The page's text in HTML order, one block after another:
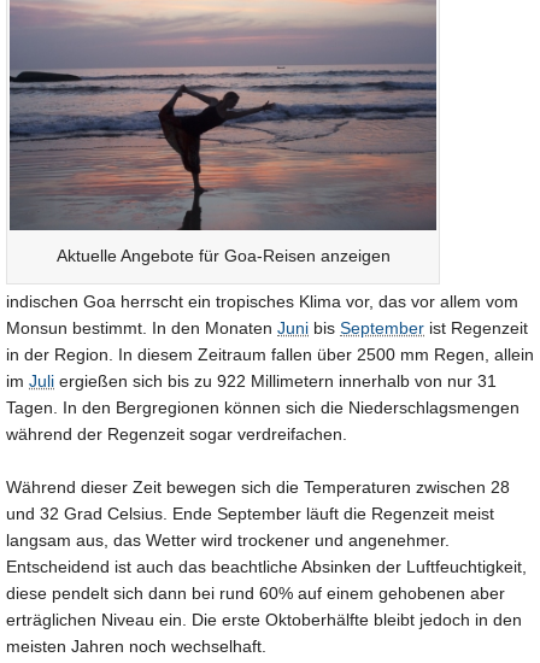
Aktuelle Angebote für Goa-Reisen anzeigen
indischen Goa herrscht ein tropisches Klima vor, das vor allem vom
Monsun bestimmt. In den Monaten Juni bis September ist Regenzeit
in der Region. In diesem Zeitraum fallen über 2500 mm Regen, allein
im Juli ergießen sich bis zu 922 Millimetern innerhalb von nur 31
Tagen. In den Bergregionen können sich die Niederschlagsmengen
während der Regenzeit sogar verdreifachen.
Während dieser Zeit bewegen sich die Temperaturen zwischen 28
und 32 Grad Celsius. Ende September läuft die Regenzeit meist
langsam aus, das Wetter wird trockener und angenehmer.
Entscheidend ist auch das beachtliche Absinken der Luftfeuchtigkeit,
diese pendelt sich dann bei rund 60% auf einem gehobenen aber
erträglichen Niveau ein. Die erste Oktoberhälfte bleibt jedoch in den
meisten Jahren noch wechselhaft.